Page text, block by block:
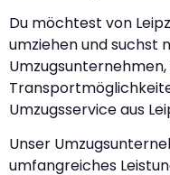
Du möchtest von
umziehen und suchst
Umzugsservice aus
Unser
umfangreiches